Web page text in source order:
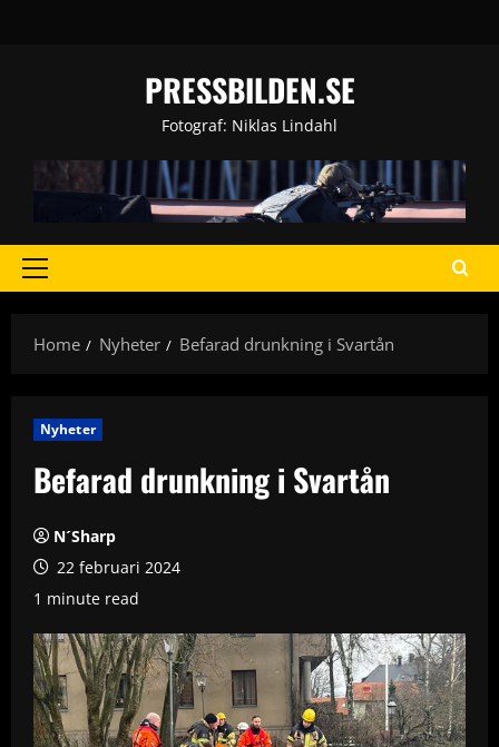
PRESSBILDEN.SE
Fotograf: Niklas Lindahl
Primary
Home
Nyheter Befarad drunkning i Svartån
Nyheter
Befarad drunkning i Svartån
N´Sharp
22 februari 2024
1 minute read